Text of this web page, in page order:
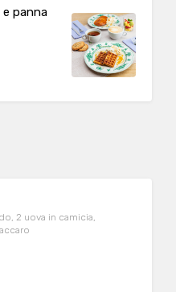
panna
2 uova in camicia,